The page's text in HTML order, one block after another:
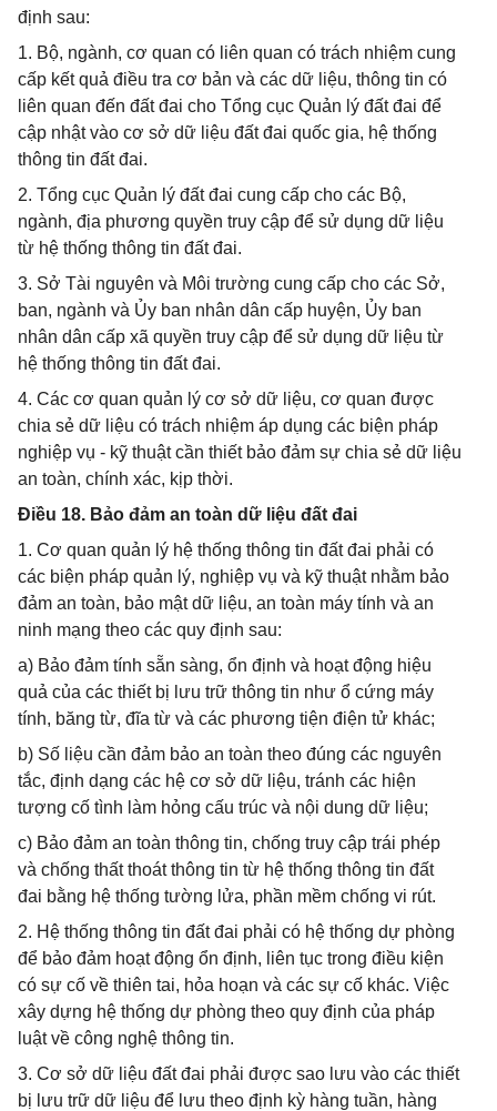
định sau:
1. Bộ, ngành, cơ quan có liên quan có trách nhiệm cung
cấp kết quả điều tra cơ bản và các dữ liệu, thông tin có
liên quan đến đất đai cho Tổng cục Quản lý đất đai để
cập nhật vào cơ sở dữ liệu đất đai quốc gia, hệ thống
thông tin đất đai.
2. Tổng cục Quản lý đất đai cung cấp cho các Bộ,
ngành, địa phương quyền truy cập để sử dụng dữ liệu
từ hệ thống thông tin đất đai.
3. Sở Tài nguyên và Môi trường cung cấp cho các Sở,
ban, ngành và Ủy ban nhân dân cấp huyện, Ủy ban
nhân dân cấp xã quyền truy cập để sử dụng dữ liệu từ
hệ thống thông tin đất đai.
4. Các cơ quan quản lý cơ sở dữ liệu, cơ quan được
chia sẻ dữ liệu có trách nhiệm áp dụng các biện pháp
nghiệp vụ - kỹ thuật cần thiết bảo đảm sự chia sẻ dữ liệu
an toàn, chính xác, kịp thời.
Điều 18. Bảo đảm an toàn dữ liệu đất đai
1. Cơ quan quản lý hệ thống thông tin đất đai phải có
các biện pháp quản lý, nghiệp vụ và kỹ thuật nhằm bảo
đảm an toàn, bảo mật dữ liệu, an toàn máy tính và an
ninh mạng theo các quy định sau:
a) Bảo đảm tính sẵn sàng, ổn định và hoạt động hiệu
quả của các thiết bị lưu trữ thông tin như ổ cứng máy
tính, băng từ, đĩa từ và các phương tiện điện tử khác;
b) Số liệu cần đảm bảo an toàn theo đúng các nguyên
tắc, định dạng các hệ cơ sở dữ liệu, tránh các hiện
tượng cố tình làm hỏng cấu trúc và nội dung dữ liệu;
c) Bảo đảm an toàn thông tin, chống truy cập trái phép
và chống thất thoát thông tin từ hệ thống thông tin đất
đai bằng hệ thống tường lửa, phần mềm chống vi rút.
2. Hệ thống thông tin đất đai phải có hệ thống dự phòng
để bảo đảm hoạt động ổn định, liên tục trong điều kiện
có sự cố về thiên tai, hỏa hoạn và các sự cố khác. Việc
xây dựng hệ thống dự phòng theo quy định của pháp
luật về công nghệ thông tin.
3. Cơ sở dữ liệu đất đai phải được sao lưu vào các thiết
bị lưu trữ dữ liệu để lưu theo định kỳ hàng tuần, hàng